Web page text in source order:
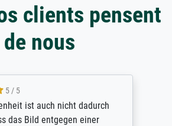
clients pensent
de nous
5 / 5
ist auch nicht dadurch
das Bild entgegen einer